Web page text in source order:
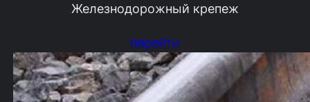
Железнодорожный крепеж
перейти